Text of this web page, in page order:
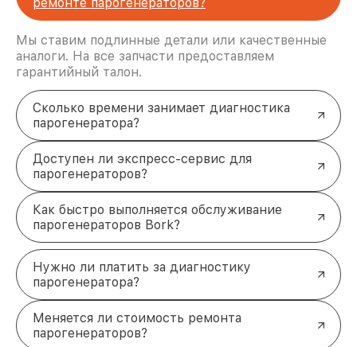
ремонта в Новосибирске
Обращаясь в нашу мастерскую, вы получаете
качественное обслуживание техники. Опытные
мастера оперативно устраняют неисправности
любой сложности. Гарантия на работы и запчасти
подтверждает профессионализм наших услуг.
Для записи на диагностику или ремонта
парогенератора Bork звоните по телефону +7
(383) 202-18-57 или приезжайте по адресу ул.
Фрунзе, 238, корп. 4.
Мы ставим подлинные детали или качественные
аналоги. На все запчасти предоставляем
гарантийный талон.
Сколько времени занимает диагностика
парогенератора?
Доступен ли экспресс-сервис для
парогенераторов?
Как быстро выполняется обслуживание
парогенераторов Bork?
Нужно ли платить за диагностику
парогенератора?
Меняется ли стоимость ремонта
парогенераторов?